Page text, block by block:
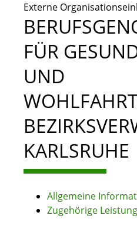
Externe
FÜR
UND
KARLSRUHE
Allgemeine
Zugehörige